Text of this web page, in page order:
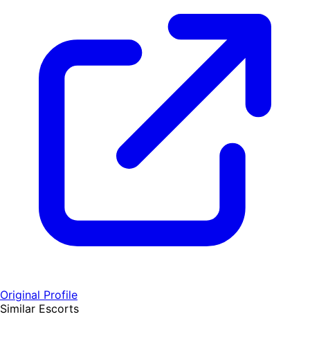
Original Profile
Similar Escorts